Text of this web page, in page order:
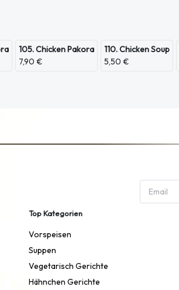
105. Chicken Pakora
7,90 €
110. Chicken Soup
5,50 €
Top Kategorien
Vorspeisen
Suppen
Vegetarisch Gerichte
Hähnchen Gerichte